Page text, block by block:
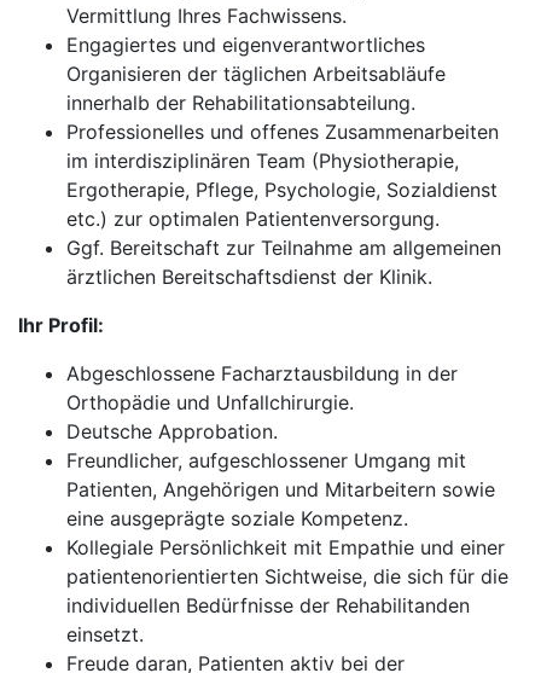
Vermittlung Ihres Fachwissens.
Engagiertes und eigenverantwortliches
Organisieren der täglichen Arbeitsabläufe
innerhalb der Rehabilitationsabteilung.
Professionelles und offenes Zusammenarbeiten
im interdisziplinären Team (Physiotherapie,
Ergotherapie, Pflege, Psychologie, Sozialdienst
etc.) zur optimalen Patientenversorgung.
Ggf. Bereitschaft zur Teilnahme am allgemeinen
ärztlichen Bereitschaftsdienst der Klinik.
Ihr Profil:
Abgeschlossene Facharztausbildung in der
Orthopädie und Unfallchirurgie.
Deutsche Approbation.
Freundlicher, aufgeschlossener Umgang mit
Patienten, Angehörigen und Mitarbeitern sowie
eine ausgeprägte soziale Kompetenz.
Kollegiale Persönlichkeit mit Empathie und einer
patientenorientierten Sichtweise, die sich für die
individuellen Bedürfnisse der Rehabilitanden
einsetzt.
Freude daran, Patienten aktiv bei der